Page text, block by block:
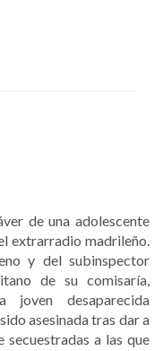
de una adolescente
extrarradio madrileño.
y del subinspector
de su comisaría,
desaparecida
asesinada tras dar a
secuestradas a las que